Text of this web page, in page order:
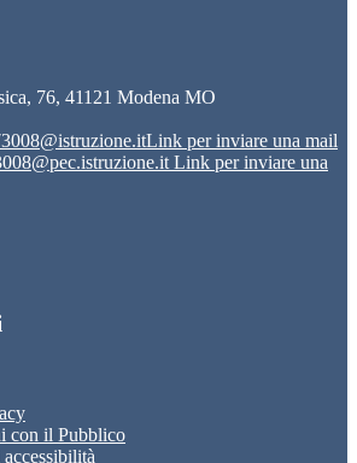
76, 41121 Modena MO
Link per inviare una mail
Link per inviare una
con il Pubblico